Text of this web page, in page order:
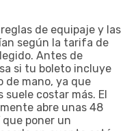
de equipaje y las
según la tarifa de
Antes de
si tu boleto incluye
de mano, ya que
suele costar más. El
abre unas 48
poner un